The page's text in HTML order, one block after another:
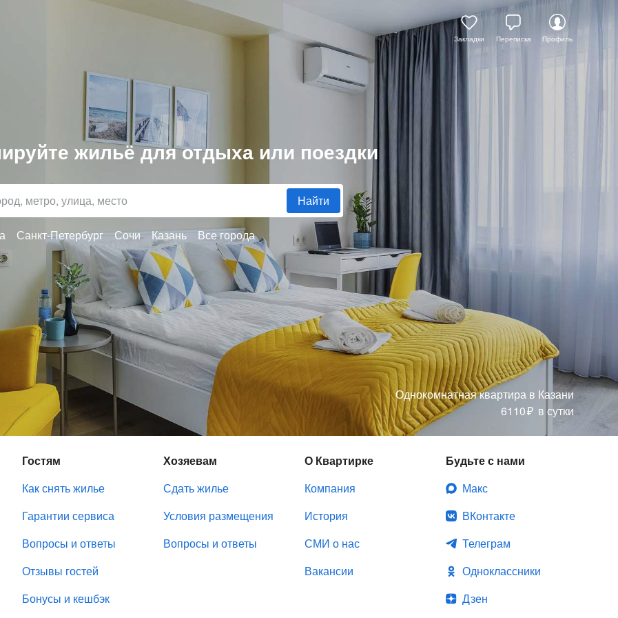
Закладки Переписка Профиль
жильё для отдыха или поездки
Найти
Санкт-Петербург Сочи Казань Все города
Однокомнатная квартира в Казани
6110₽ в сутки
Гостям
Как снять жилье
Гарантии сервиса
Вопросы и ответы
Отзывы гостей
Бонусы и кешбэк
Хозяевам
Сдать жилье
Условия размещения
Вопросы и ответы
О Квартирке
Компания
История
СМИ о нас
Вакансии
Будьте с нами
Макс
ВКонтакте
Телеграм
Одноклассники
Дзен